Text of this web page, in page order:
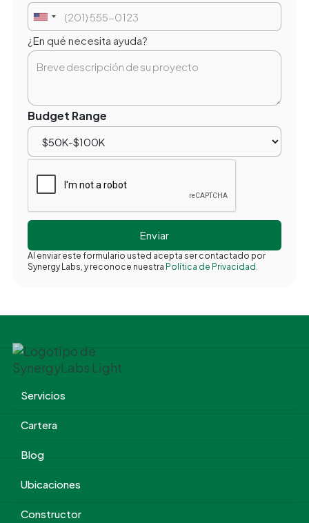
¿En qué necesita ayuda?
Budget Range
Al enviar este formulario usted acepta ser contactado por
Synergy Labs, y reconoce nuestra Política de Privacidad.
Servicios
Cartera
Blog
Ubicaciones
Constructor